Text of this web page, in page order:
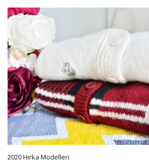
2020 Hırka Modelleri